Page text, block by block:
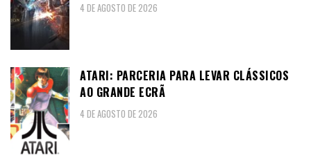
4 DE AGOSTO DE 2026
ATARI: PARCERIA PARA LEVAR CLÁSSICOS
AO GRANDE ECRÃ
4 DE AGOSTO DE 2026